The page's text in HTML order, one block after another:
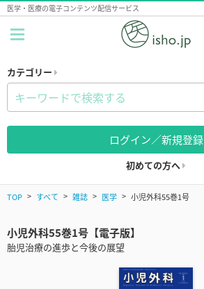
医学・医療の電子コンテンツ配信サービス
カテゴリー
ログイン／新規登録
初めての方へ
TOP すべて 雑誌 医学 小児外科55巻1号
小児外科55巻1号【電子版】
胎児治療の進歩と今後の展望